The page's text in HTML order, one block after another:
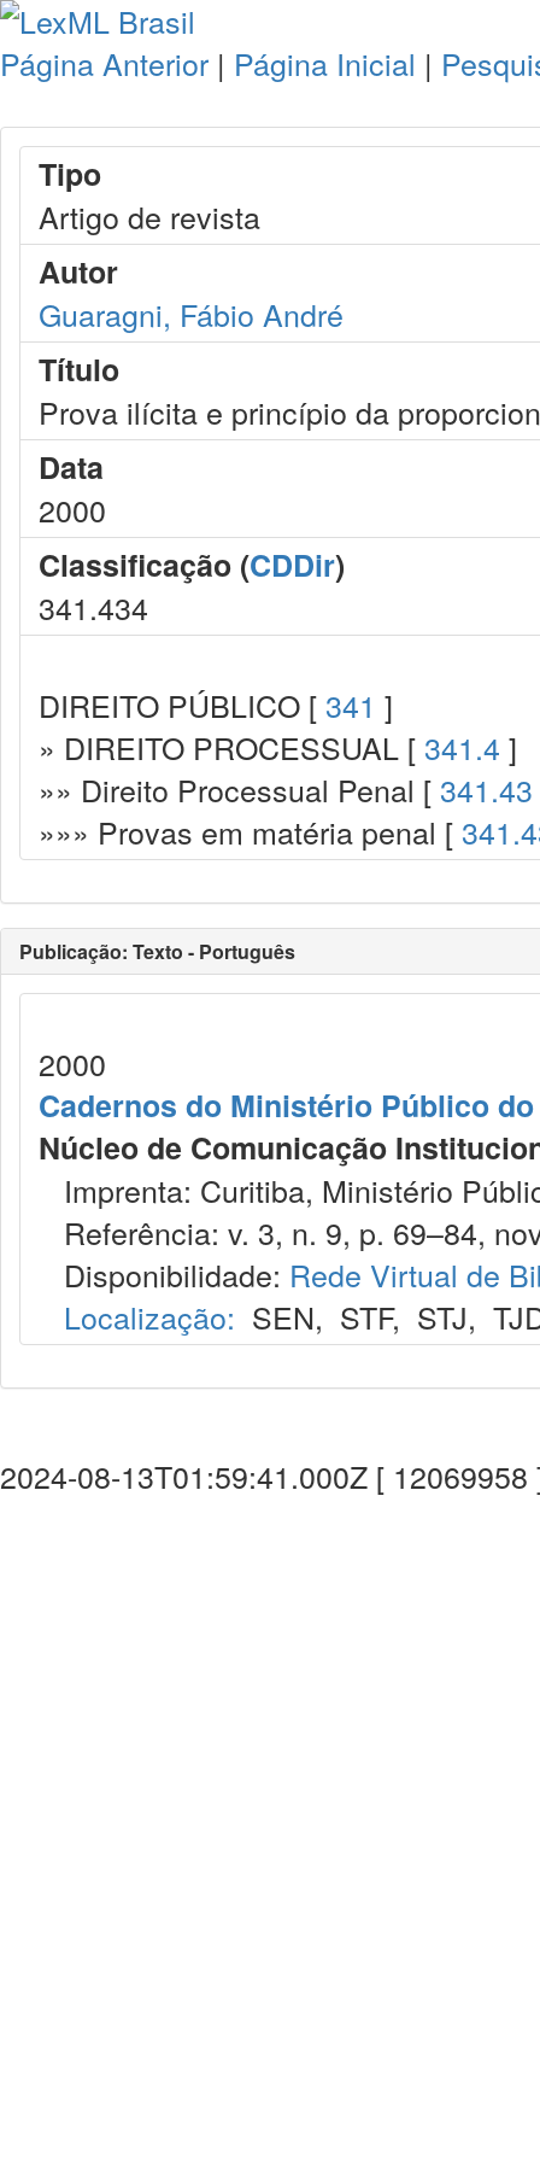
Página Anterior | Página Inicial |
Tipo
Artigo de revista
Autor
Guaragni, Fábio André
Título
Prova ilícita e princípio da
Data
2000
Classificação (CDDir)
341.434
DIREITO PÚBLICO [ 341 ]
» DIREITO PROCESSUAL [ 341.4 ]
»» Direito Processual Penal [ 341.43
»»» Provas em matéria penal [
Publicação: Texto - Português
2000
Cadernos do Ministério Público
Núcleo de Comunicação
Imprenta: Curitiba, Ministério
Referência: v. 3, n. 9, p. 69–84,
Disponibilidade: Rede Virtual de
Localização: SEN, STF, STJ,
2024-08-13T01:59:41.000Z [ 12069958